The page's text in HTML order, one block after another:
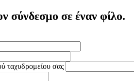
σύνδεσμο σε έναν φίλο.
ταχυδρομείου σας